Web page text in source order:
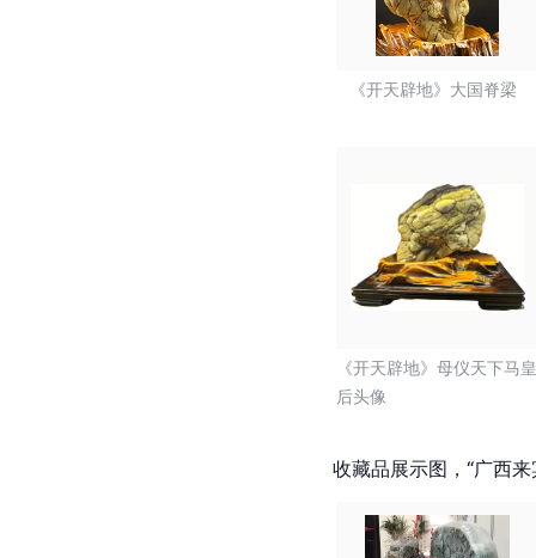
《开天辟地》大国脊梁
《开天辟地》母仪天下马皇
后头像
收藏品展示图，“广西